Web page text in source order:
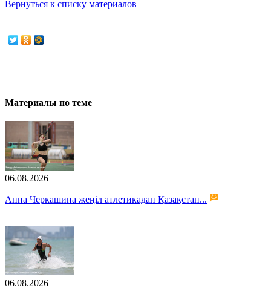
Вернуться к списку материалов
Материалы по теме
06.08.2026
Анна Черкашина жеңіл атлетикадан Қазақстан...
06.08.2026